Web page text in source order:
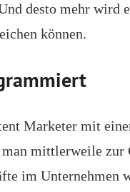
desto mehr wird
können.
Marketer mit
mittlerweile zur
im Unternehmen